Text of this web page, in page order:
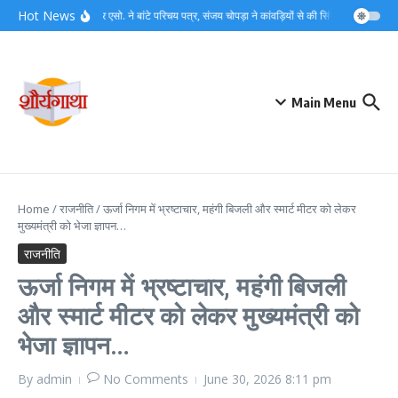
Skip to content
Hot Newsलघु व्यापार एसो. ने बांटे परिचय पत्र, संजय चोपड़ा ने कांवड़ियों से की सिंगल यूज
Main Menu
Home /राजनीति/ऊर्जा निगम में भ्रष्टाचार, महंगी बिजली और स्मार्ट मीटर को लेकर
मुख्यमंत्री को भेजा ज्ञापन…
राजनीति
ऊर्जा निगम में भ्रष्टाचार, महंगी बिजली
और स्मार्ट मीटर को लेकर मुख्यमंत्री को
भेजा ज्ञापन…
By admin No Comments June 30, 2026 8:11 pm